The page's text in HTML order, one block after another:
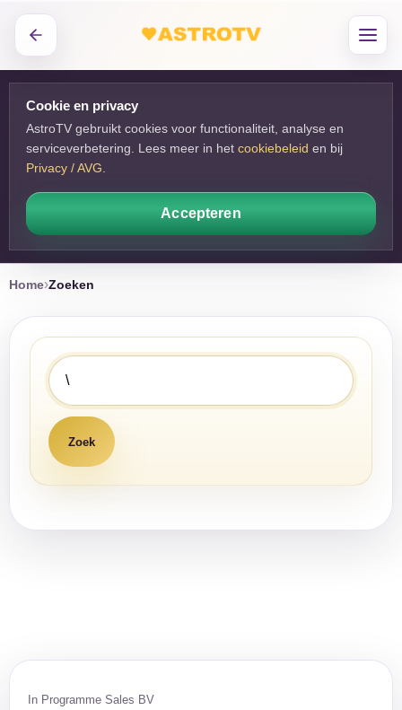
Cookie en privacy
AstroTV gebruikt cookies voor functionaliteit, analyse en
serviceverbetering. Lees meer in het cookiebeleid en bij
Privacy / AVG
Accepteren
Home Zoeken
In Programme Sales BV